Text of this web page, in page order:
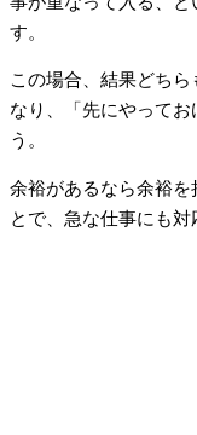
す。
この場合、結果どち
なり、「先にやって
う。
余裕があるなら余裕を
とで、急な仕事にも対